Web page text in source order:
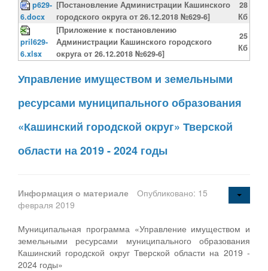
p629-
6.docx
[Постановление Администрации Кашинского
городского округа от 26.12.2018 №629-6]
28
Кб
pril629-
6.xlsx
[Приложение к постановлению
Администрации Кашинского городского
округа от 26.12.2018 №629-6]
25
Кб
Управление имуществом и земельными
ресурсами муниципального образования
«Кашинский городской округ» Тверской
области на 2019 - 2024 годы
Информация о материале
Опубликовано: 15
февраля 2019
Муниципальная программа «Управление имуществом и
земельными ресурсами муниципального образования
Кашинский городской округ Тверской области на 2019 -
2024 годы»